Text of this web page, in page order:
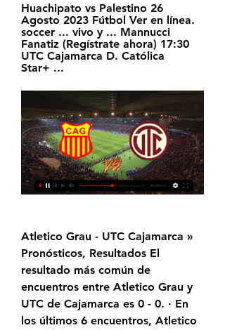
Huachipato vs Palestino 26
Agosto 2023 Fútbol Ver en línea.
soccer ... vivo y ... Mannucci
Fanatiz (Regístrate ahora) 17:30
UTC Cajamarca D. Católica
Star+ ...
Atletico Grau - UTC Cajamarca »
Pronósticos, Resultados El
resultado más común de
encuentros entre Atletico Grau y
UTC de Cajamarca es 0 - 0. · En
los últimos 6 encuentros, Atletico